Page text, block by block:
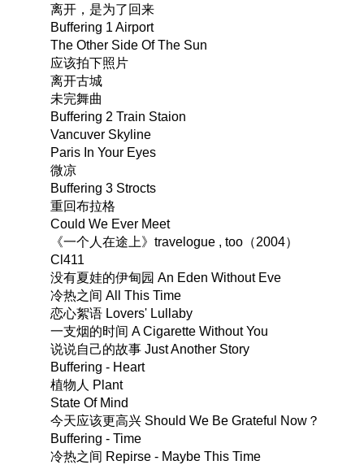
离开，是为了回来
Buffering 1 Airport
The Other Side Of The Sun
应该拍下照片
离开古城
未完舞曲
Buffering 2 Train Staion
Vancuver Skyline
Paris In Your Eyes
微凉
Buffering 3 Strocts
重回布拉格
Could We Ever Meet
《一个人在途上》travelogue , too（2004）
Cl411
没有夏娃的伊甸园 An Eden Without Eve
冷热之间 All This Time
恋心絮语 Lovers' Lullaby
一支烟的时间 A Cigarette Without You
说说自己的故事 Just Another Story
Buffering - Heart
植物人 Plant
State Of Mind
今天应该更高兴 Should We Be Grateful Now？
Buffering - Time
冷热之间 Repirse - Maybe This Time